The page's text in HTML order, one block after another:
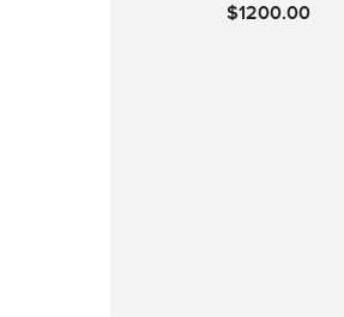
$1200.00